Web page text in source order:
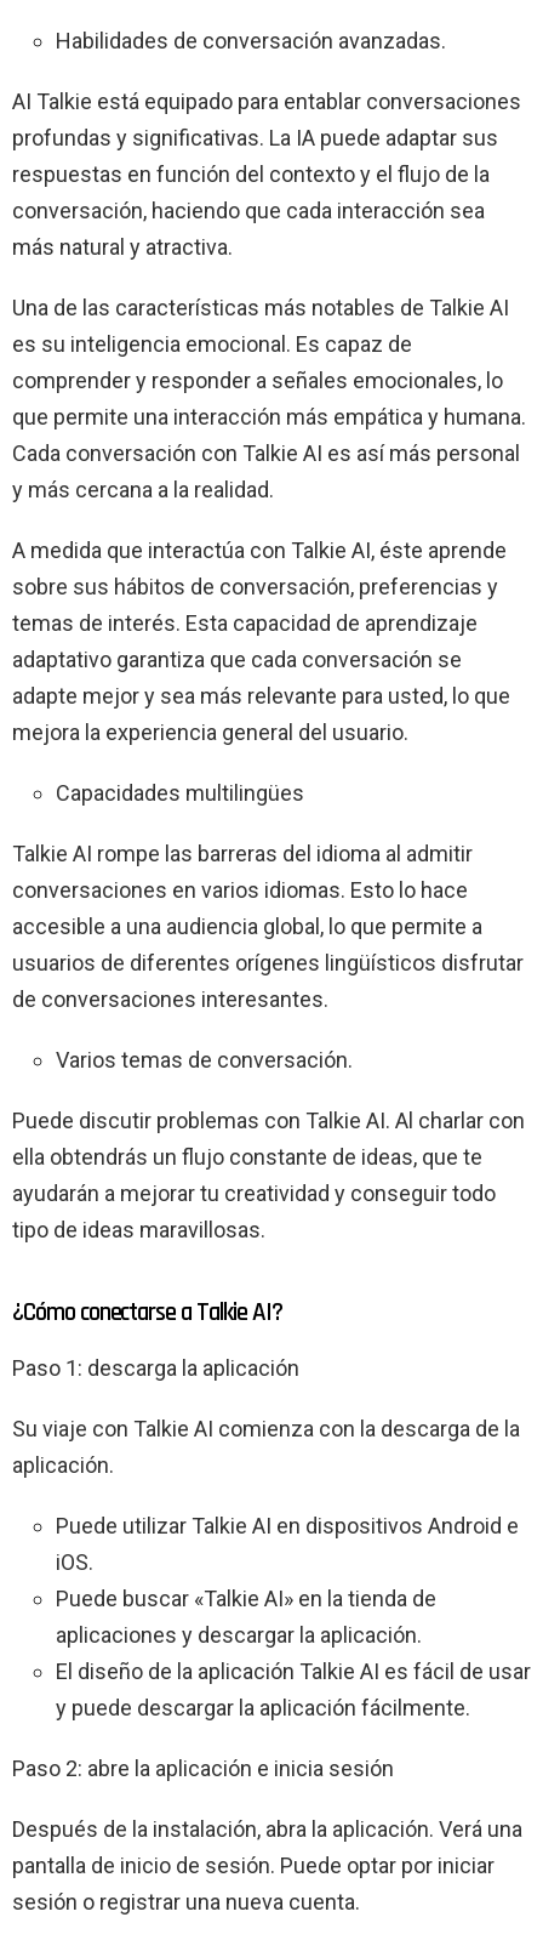
Habilidades de conversación avanzadas.
AI Talkie está equipado para entablar conversaciones
profundas y significativas. La IA puede adaptar sus
respuestas en función del contexto y el flujo de la
conversación, haciendo que cada interacción sea
más natural y atractiva.
Una de las características más notables de Talkie AI
es su inteligencia emocional. Es capaz de
comprender y responder a señales emocionales, lo
que permite una interacción más empática y humana.
Cada conversación con Talkie AI es así más personal
y más cercana a la realidad.
A medida que interactúa con Talkie AI, éste aprende
sobre sus hábitos de conversación, preferencias y
temas de interés. Esta capacidad de aprendizaje
adaptativo garantiza que cada conversación se
adapte mejor y sea más relevante para usted, lo que
mejora la experiencia general del usuario.
Capacidades multilingües
Talkie AI rompe las barreras del idioma al admitir
conversaciones en varios idiomas. Esto lo hace
accesible a una audiencia global, lo que permite a
usuarios de diferentes orígenes lingüísticos disfrutar
de conversaciones interesantes.
Varios temas de conversación.
Puede discutir problemas con Talkie AI. Al charlar con
ella obtendrás un flujo constante de ideas, que te
ayudarán a mejorar tu creatividad y conseguir todo
tipo de ideas maravillosas.
¿Cómo conectarse a Talkie AI?
Paso 1: descarga la aplicación
Su viaje con Talkie AI comienza con la descarga de la
aplicación.
Puede utilizar Talkie AI en dispositivos Android e
iOS.
Puede buscar «Talkie AI» en la tienda de
aplicaciones y descargar la aplicación.
El diseño de la aplicación Talkie AI es fácil de usar
y puede descargar la aplicación fácilmente.
Paso 2: abre la aplicación e inicia sesión
Después de la instalación, abra la aplicación. Verá una
pantalla de inicio de sesión. Puede optar por iniciar
sesión o registrar una nueva cuenta.